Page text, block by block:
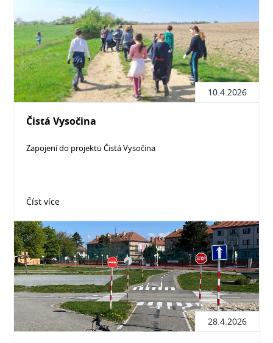
10.4.2026
Čistá Vysočina
Zapojení do projektu Čistá Vysočina
Číst více
28.4.2026